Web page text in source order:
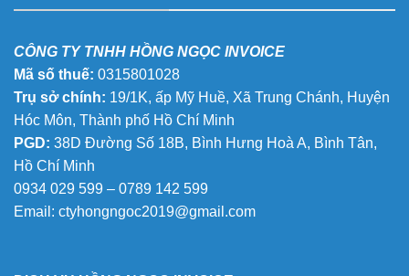
CÔNG TY TNHH HỒNG NGỌC INVOICE
Mã số thuế: 0315801028
Trụ sở chính: 19/1K, ấp Mỹ Huề, Xã Trung Chánh, Huyện
Hóc Môn, Thành phố Hồ Chí Minh
PGD: 38D Đường Số 18B, Bình Hưng Hoà A, Bình Tân,
Hồ Chí Minh
0934 029 599 – 0789 142 599
Email: ctyhongngoc2019@gmail.com